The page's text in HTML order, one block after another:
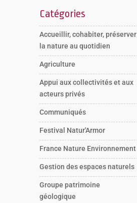
Catégories
Accueillir, cohabiter, préserver
la nature au quotidien
Agriculture
Appui aux collectivités et aux
acteurs privés
Communiqués
Festival Natur'Armor
France Nature Environnement
Gestion des espaces naturels
Groupe patrimoine
géologique